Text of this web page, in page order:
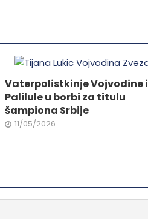
Vaterpolistkinje Vojvodine i
Palilule u borbi za titulu
šampiona Srbije
11/05/2026